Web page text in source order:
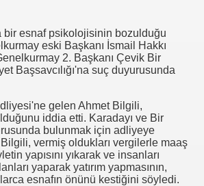
bir esnaf psikolojisinin bozulduğu
eski Başkanı İsmail Hakkı
2. Başkanı Çevik Bir
Başsavcılığı'na suç duyurusunda
gelen Ahmet Bilgili,
iddia etti. Karadayı ve Bir
bulunmak için adliyeye
vermiş oldukları vergilerle maaş
yapısını yıkarak ve insanları
yaparak yatırım yapmasının,
esnafın önünü kestiğini söyledi.